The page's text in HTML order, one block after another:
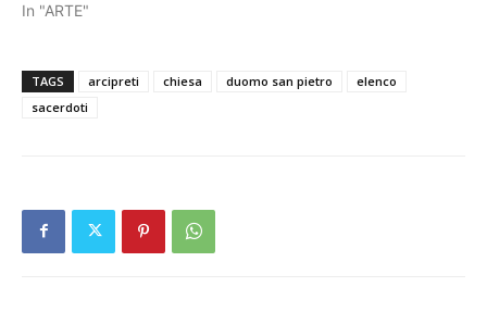
In "ARTE"
TAGS arcipreti chiesa duomo san pietro
elenco
sacerdoti